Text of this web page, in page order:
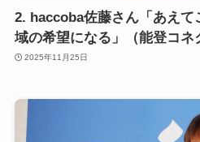
2. haccoba佐藤さん「あえて
域の希望になる」（能登コネ
2025年11月25日